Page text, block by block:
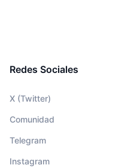
Redes Sociales
X (Twitter)
Comunidad
Telegram
Instagram